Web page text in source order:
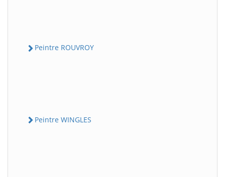
Peintre ROUVROY
Peintre WINGLES